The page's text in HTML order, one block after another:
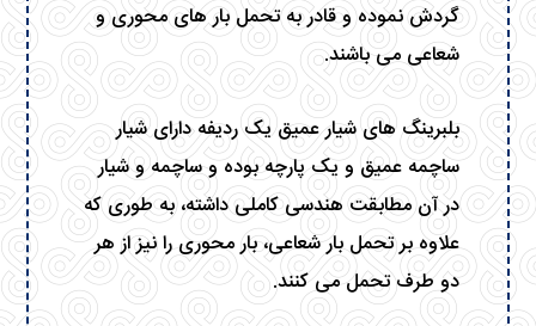
گردش نموده و قادر به تحمل بار های محوری و
شعاعی می باشند.
بلبرینگ های شیار عمیق یک ردیفه دارای شیار
ساچمه عمیق و یک پارچه بوده و ساچمه و شیار
در آن مطابقت هندسی کاملی داشته، به طوری که
علاوه بر تحمل بار شعاعی، بار محوری را نیز از هر
دو طرف تحمل می کنند.